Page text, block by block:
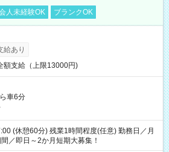
人未経験OK ブランクOK
給あり
額支給（上限13000円)
車6分
休憩60分) 残業1時間程度(任意) 勤務日／月
～金曜日 期間／即日～2か月短期大募集！